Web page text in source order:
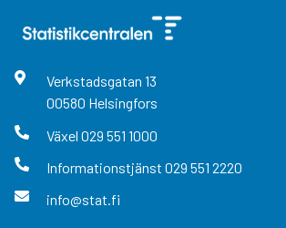
Verkstadsgatan 13
00580 Helsingfors
Växel 029 551 1000
Informationstjänst 029 551 2220
info@stat.fi